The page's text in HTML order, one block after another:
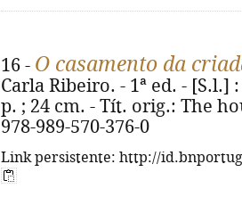
16 - O casamento da
Carla Ribeiro. - 1ª ed. - [S.l.]
p. ; 24 cm. - Tít. orig.: The
978-989-570-376-0
Link persistente: http://